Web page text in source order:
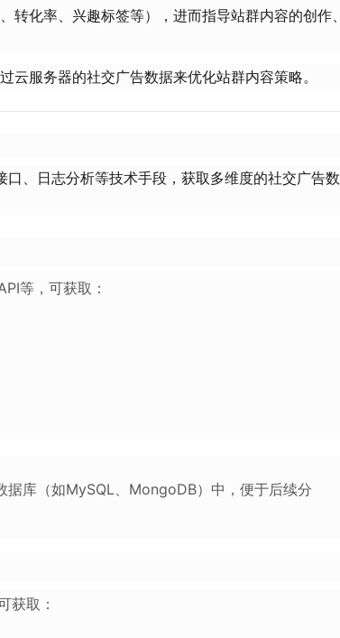
化率、兴趣标签等），进而指导站群内容的创作、
云服务器的社交广告数据来优化站群内容策略。
、日志分析等技术手段，获取多维度的社交广告数
等，可获取：
据库（如MySQL、MongoDB）中，便于后续分
获取：